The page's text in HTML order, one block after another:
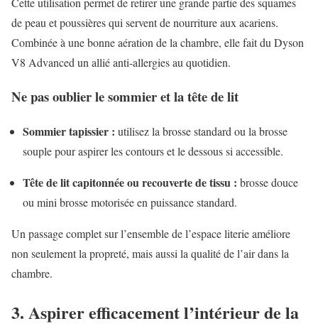
de peau et poussières qui servent de nourriture aux acariens.
Combinée à une bonne aération de la chambre, elle fait du Dyson
V8 Advanced un allié anti-allergies au quotidien.
Ne pas oublier le sommier et la tête de lit
Sommier tapissier : utilisez la brosse standard ou la brosse
souple pour aspirer les contours et le dessous si accessible.
Tête de lit capitonnée ou recouverte de tissu : brosse douce
ou mini brosse motorisée en puissance standard.
Un passage complet sur l’ensemble de l’espace literie améliore
non seulement la propreté, mais aussi la qualité de l’air dans la
chambre.
3. Aspirer efficacement l’intérieur de la